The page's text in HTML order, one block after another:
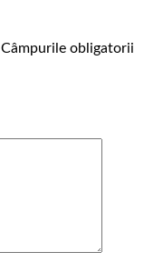
Câmpurile obligatorii